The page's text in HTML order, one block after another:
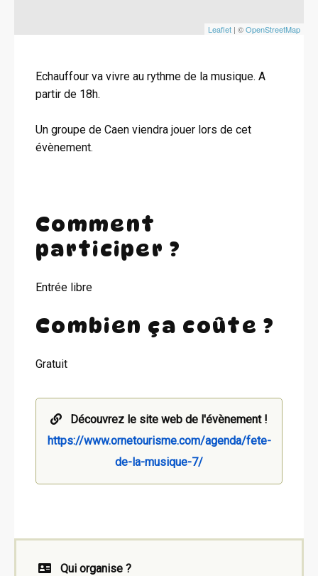
Leaflet | ©OpenStreetMap
Echauffour va vivre au rythme de la musique. A
partir de 18h.
Un groupe de Caen viendra jouer lors de cet
évènement.
Comment
participer ?
Entrée libre
Combien ça coûte ?
Gratuit
Découvrez le site web de l'évènement !
https://www.ornetourisme.com/agenda/fete-
de-la-musique-7/
Qui organise ?